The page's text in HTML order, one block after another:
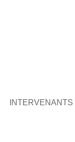
INTERVENANTS